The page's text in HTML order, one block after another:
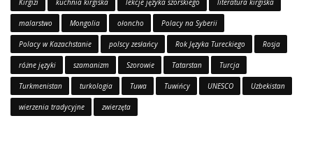
Kirgizi kuchnia kirgiska lekcje języka szorskiego literatura kirgiska
malarstwo Mongolia ołoncho Polacy na Syberii
Polacy w Kazachstanie polscy zesłańcy Rok Języka Tureckiego Rosja
różne języki szamanizm Szorowie Tatarstan Turcja
Turkmenistan turkologia Tuwa Tuwińcy UNESCO Uzbekistan
wierzenia tradycyjne zwierzęta